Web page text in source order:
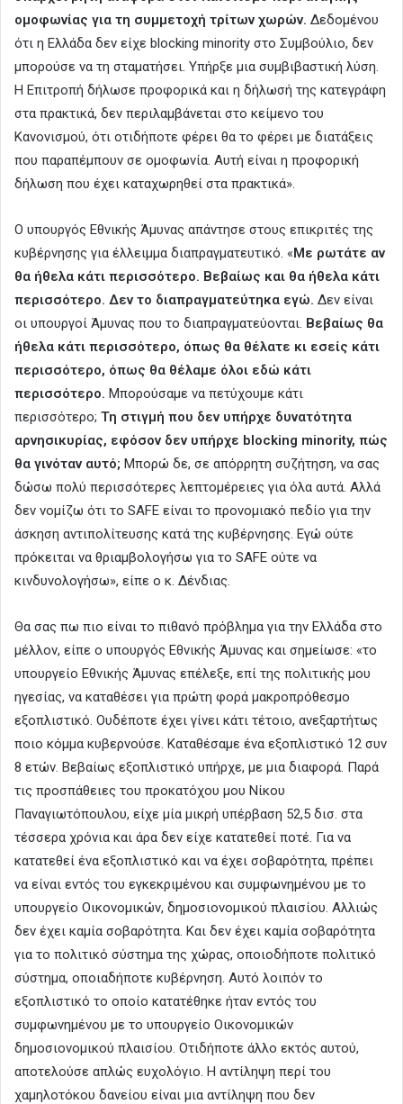
ομοφωνίας για τη συμμετοχή τρίτων χωρών. Δεδομένου
ότι η Ελλάδα δεν είχε blocking minority στο Συμβούλιο, δεν
μπορούσε να τη σταματήσει. Υπήρξε μια συμβιβαστική λύση.
Η Επιτροπή δήλωσε προφορικά και η δήλωσή της κατεγράφη
στα πρακτικά, δεν περιλαμβάνεται στο κείμενο του
Κανονισμού, ότι οτιδήποτε φέρει θα το φέρει με διατάξεις
που παραπέμπουν σε ομοφωνία. Αυτή είναι η προφορική
δήλωση που έχει καταχωρηθεί στα πρακτικά».
Ο υπουργός Εθνικής Άμυνας απάντησε στους επικριτές της
κυβέρνησης για έλλειμμα διαπραγματευτικό. «Με ρωτάτε αν
θα ήθελα κάτι περισσότερο. Βεβαίως και θα ήθελα κάτι
περισσότερο. Δεν το διαπραγματεύτηκα εγώ. Δεν είναι
οι υπουργοί Άμυνας που το διαπραγματεύονται. Βεβαίως θα
ήθελα κάτι περισσότερο, όπως θα θέλατε κι εσείς κάτι
περισσότερο, όπως θα θέλαμε όλοι εδώ κάτι
περισσότερο. Μπορούσαμε να πετύχουμε κάτι
περισσότερο; Τη στιγμή που δεν υπήρχε δυνατότητα
αρνησικυρίας, εφόσον δεν υπήρχε blocking minority, πώς
θα γινόταν αυτό; Μπορώ δε, σε απόρρητη συζήτηση, να σας
δώσω πολύ περισσότερες λεπτομέρειες για όλα αυτά. Αλλά
δεν νομίζω ότι το SAFE είναι το προνομιακό πεδίο για την
άσκηση αντιπολίτευσης κατά της κυβέρνησης. Εγώ ούτε
πρόκειται να θριαμβολογήσω για το SAFE ούτε να
κινδυνολογήσω», είπε ο κ. Δένδιας.
Θα σας πω πιο είναι το πιθανό πρόβλημα για την Ελλάδα στο
μέλλον, είπε ο υπουργός Εθνικής Άμυνας και σημείωσε: «το
υπουργείο Εθνικής Άμυνας επέλεξε, επί της πολιτικής μου
ηγεσίας, να καταθέσει για πρώτη φορά μακροπρόθεσμο
εξοπλιστικό. Ουδέποτε έχει γίνει κάτι τέτοιο, ανεξαρτήτως
ποιο κόμμα κυβερνούσε. Καταθέσαμε ένα εξοπλιστικό 12 συν
8 ετών. Βεβαίως εξοπλιστικό υπήρχε, με μια διαφορά. Παρά
τις προσπάθειες του προκατόχου μου Νίκου
Παναγιωτόπουλου, είχε μία μικρή υπέρβαση 52,5 δισ. στα
τέσσερα χρόνια και άρα δεν είχε κατατεθεί ποτέ. Για να
κατατεθεί ένα εξοπλιστικό και να έχει σοβαρότητα, πρέπει
να είναι εντός του εγκεκριμένου και συμφωνημένου με το
υπουργείο Οικονομικών, δημοσιονομικού πλαισίου. Αλλιώς
δεν έχει καμία σοβαρότητα. Και δεν έχει καμία σοβαρότητα
για το πολιτικό σύστημα της χώρας, οποιοδήποτε πολιτικό
σύστημα, οποιαδήποτε κυβέρνηση. Αυτό λοιπόν το
εξοπλιστικό το οποίο κατατέθηκε ήταν εντός του
συμφωνημένου με το υπουργείο Οικονομικών
δημοσιονομικού πλαισίου. Οτιδήποτε άλλο εκτός αυτού,
αποτελούσε απλώς ευχολόγιο. Η αντίληψη περί του
χαμηλοτόκου δανείου είναι μια αντίληψη που δεν